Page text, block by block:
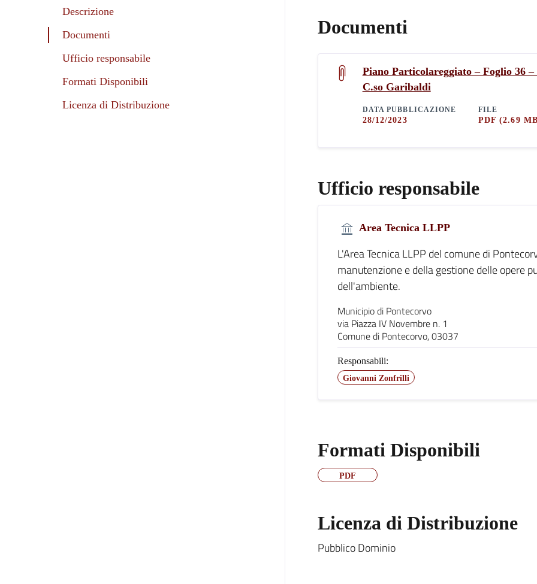
Descrizione
Documenti
Ufficio responsabile
Formati Disponibili
Licenza di Distribuzione
Documenti
Piano Particolareggiato – Foglio 36 –
C.so Garibaldi
DATA PUBBLICAZIONE
28/12/2023
FILE
PDF(2.69
Ufficio responsabile
Area Tecnica LLPP
L'Area Tecnica LLPP del comune di
manutenzione e della gestione delle opere
dell'ambiente.
Municipio di Pontecorvo
via Piazza IV Novembre n. 1
Comune di Pontecorvo, 03037
Responsabili:
Giovanni Zonfrilli
Formati Disponibili
PDF
Licenza di Distribuzione
Pubblico Dominio